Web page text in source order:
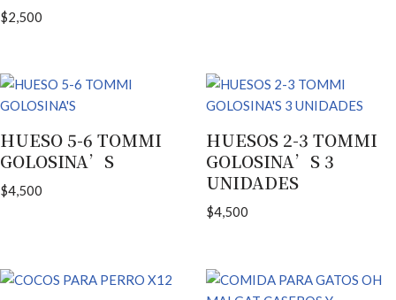
$2,500
HUESO 5-6 TOMMI
GOLOSINA’S
$4,500
HUESOS 2-3 TOMMI
GOLOSINA’S 3
UNIDADES
$4,500